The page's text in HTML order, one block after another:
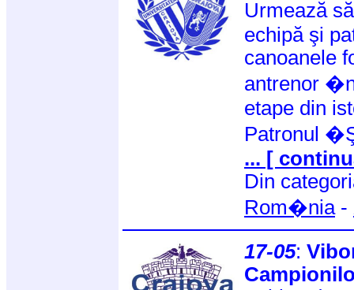
Urmează
echipă şi
canoanele
antrenor
etape din
Patronul
... [
Din
Rom�nia-
17-05: